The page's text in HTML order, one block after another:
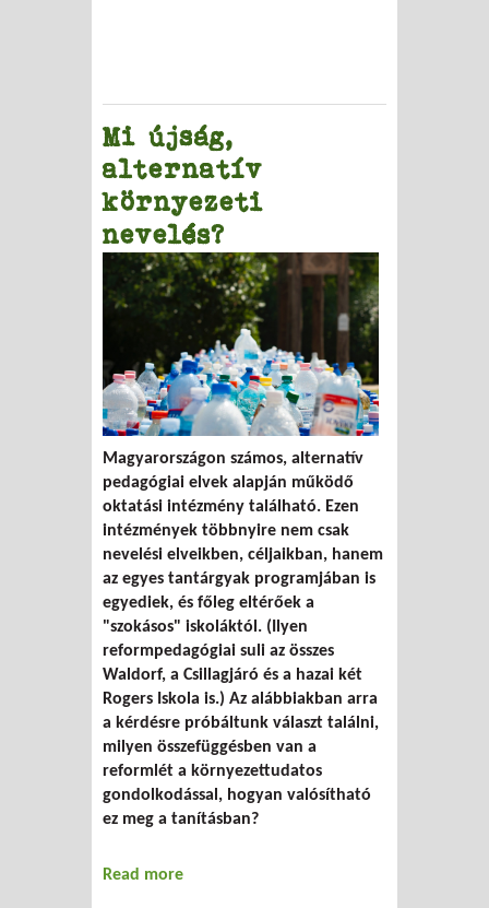
Mi újság,
alternatív
környezeti
nevelés?
Magyarországon számos, alternatív
pedagógiai elvek alapján működő
oktatási intézmény található. Ezen
intézmények többnyire nem csak
nevelési elveikben, céljaikban, hanem
az egyes tantárgyak programjában is
egyediek, és főleg eltérőek a
"szokásos" iskoláktól. (Ilyen
reformpedagógiai suli az összes
Waldorf, a Csillagjáró és a hazai két
Rogers Iskola is.) Az alábbiakban arra
a kérdésre próbáltunk választ találni,
milyen összefüggésben van a
reformlét a környezettudatos
gondolkodással, hogyan valósítható
ez meg a tanításban?
Read more